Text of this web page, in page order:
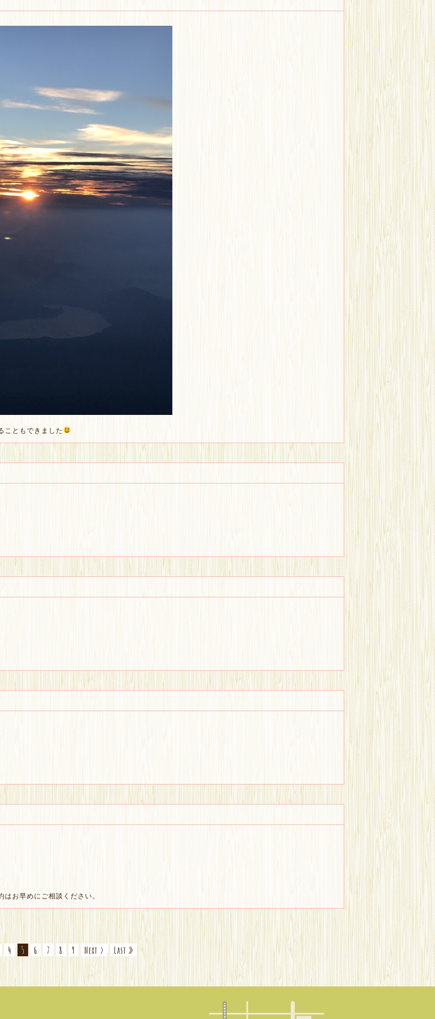
こともできました
お早めにご相談ください。
4 5 6 7 8 9 Next › Last »